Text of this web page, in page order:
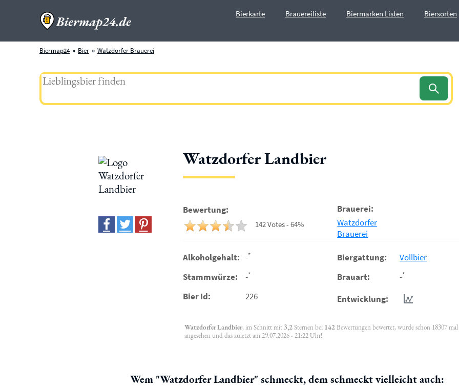
Bierkarte Brauereiliste Biermarken Listen Biersorten
Biermap24 Bier Watzdorfer Brauerei
Watzdorfer Landbier
Bewertung:
142 Votes - 64%
Brauerei:
Watzdorfer
Brauerei
Alkoholgehalt: -*
Stammwürze: -*
Bier Id: 226
Biergattung:
Vollbier
Brauart:
-*
Entwicklung:
Watzdorfer Landbier, im Schnitt mit 3,2Sternen bei 142Bewertungen bewertet, wurde schon 18307 mal
angesehen und das zuletzt am 29.07.2026 - 21:22 Uhr!
Wem "Watzdorfer Landbier" schmeckt, dem schmeckt vielleicht auch: